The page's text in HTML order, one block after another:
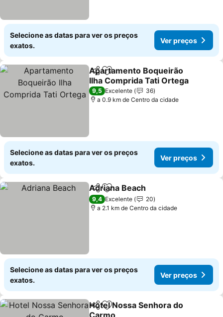
Selecione as datas para ver os preços
exatos.
Ver preços
PartilharAdicionar aos favoritos
Apartamento Boqueirão
Ilha Comprida Tati Ortega
Ver preços
9,5 Excelente
36
a 0.9 km de Centro da cidade
Selecione as datas para ver os preços
exatos.
Ver preços
PartilharAdicionar aos favoritos
Adriana Beach
9,4 Excelente
20
a 2.1 km de Centro da cidade
Selecione as datas para ver os preços
exatos.
Ver preços
PartilharAdicionar aos favoritos
Hotel Nossa Senhora do
Carmo